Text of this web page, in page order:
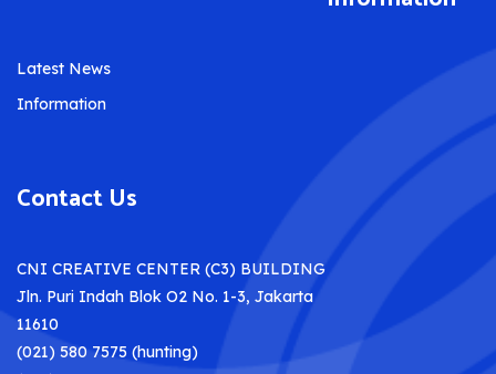
Latest News
Information
Contact Us
CNI CREATIVE CENTER (C3) BUILDING
Jln. Puri Indah Blok O2 No. 1-3, Jakarta
11610
(021) 580 7575 (hunting)